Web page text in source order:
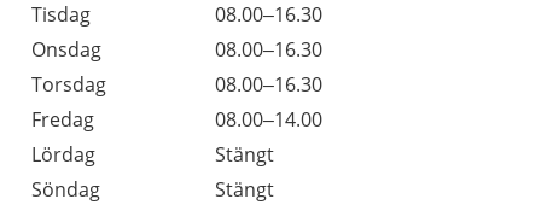
Tisdag
08.00–16.30
Onsdag
08.00–16.30
Torsdag
08.00–16.30
Fredag
08.00–14.00
Lördag
Stängt
Söndag
Stängt